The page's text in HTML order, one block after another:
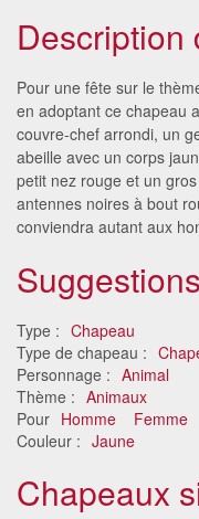
Description
Pour une fête sur le
en adoptant ce chapeau
couvre-chef arrondi, un
abeille avec un corps
petit nez rouge et un
antennes noires à bout
conviendra autant aux
Type : Chapeau
Type de chapeau :
Personnage : Animal
Thème : Animaux
Pour Homme
Femme
Couleur : Jaune
Chapeaux